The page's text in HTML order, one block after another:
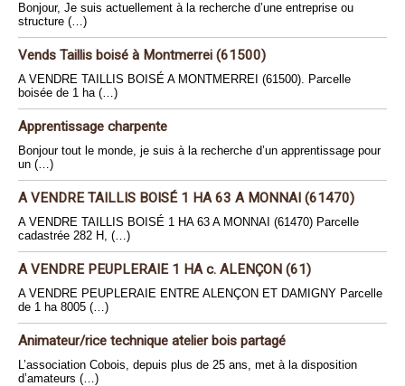
Bonjour, Je suis actuellement à la recherche d’une entreprise ou
structure (…)
Vends Taillis boisé à Montmerrei (61500)
A VENDRE TAILLIS BOISÉ A MONTMERREI (61500). Parcelle
boisée de 1 ha (…)
Apprentissage charpente
Bonjour tout le monde, je suis à la recherche d’un apprentissage pour
un (…)
A VENDRE TAILLIS BOISÉ 1 HA 63 A MONNAI (61470)
A VENDRE TAILLIS BOISÉ 1 HA 63 A MONNAI (61470) Parcelle
cadastrée 282 H, (…)
A VENDRE PEUPLERAIE 1 HA c. ALENÇON (61)
A VENDRE PEUPLERAIE ENTRE ALENÇON ET DAMIGNY Parcelle
de 1 ha 8005 (…)
Animateur/rice technique atelier bois partagé
L’association Cobois, depuis plus de 25 ans, met à la disposition
d’amateurs (…)